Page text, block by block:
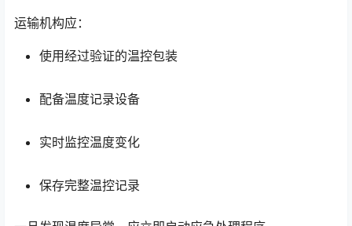
运输机构应：
使用经过验证的温控包装
配备温度记录设备
实时监控温度变化
保存完整温控记录